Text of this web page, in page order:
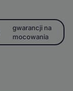
gwarancji na
mocowania